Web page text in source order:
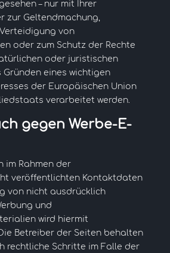
– nur mit Ihrer
zur Geltendmachung,
von
oder zum Schutz der Rechte
oder juristischen
Gründen eines wichtigen
der Europäischen Union
verarbeitet werden.
gegen Werbe-E-
im Rahmen der
veröffentlichten Kontaktdaten
von nicht ausdrücklich
und
wird hiermit
Betreiber der Seiten behalten
rechtliche Schritte im Falle der